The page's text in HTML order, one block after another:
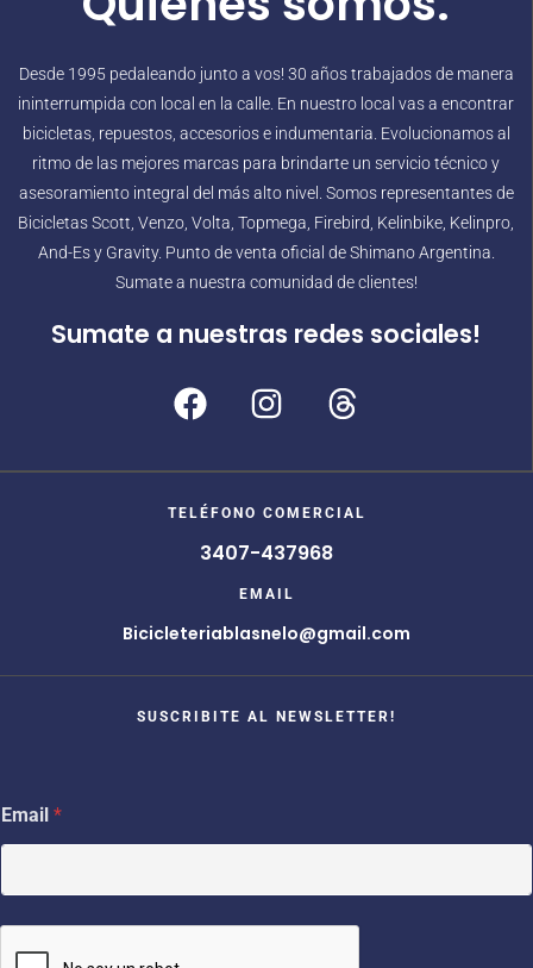
Desde 1995 pedaleando junto a vos! 30 años trabajados de manera
ininterrumpida con local en la calle. En nuestro local vas a encontrar
bicicletas, repuestos, accesorios e indumentaria. Evolucionamos al
ritmo de las mejores marcas para brindarte un servicio técnico y
asesoramiento integral del más alto nivel. Somos representantes de
Bicicletas Scott, Venzo, Volta, Topmega, Firebird, Kelinbike, Kelinpro,
And-Es y Gravity. Punto de venta oficial de Shimano Argentina.
Sumate a nuestra comunidad de clientes!
Sumate a nuestras redes sociales!
TELÉFONO COMERCIAL
3407-437968
EMAIL
Bicicleteriablasnelo@gmail.com
SUSCRIBITE AL NEWSLETTER!
m
a
l
E
m
Email *